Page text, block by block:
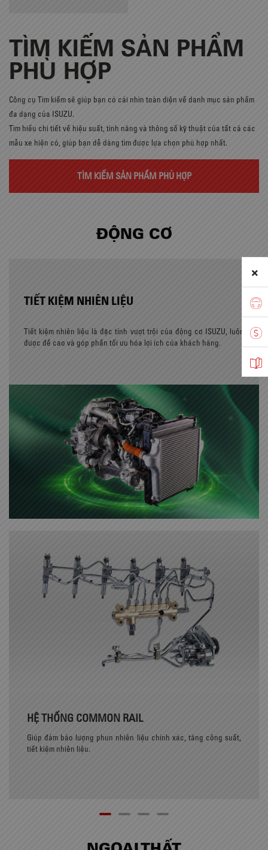
TÌM KIẾM SẢN PHẨM
PHÙ HỢP
Công cụ Tìm kiếm sẽ giúp bạn có cái nhìn toàn diện về danh mục sản phẩm
đa dạng của ISUZU.
Tìm hiểu chi tiết về hiệu suất, tính năng và thông số kỹ thuật của tất cả các
mẫu xe hiện có, giúp bạn dễ dàng tìm được lựa chọn phù hợp nhất.
TÌM KIẾM SẢN PHẨM PHÙ HỢP
ĐỘNG CƠ
TIẾT KIỆM NHIÊN LIỆU
Tiết kiệm nhiên liệu là đặc tính vượt trội của động cơ ISUZU, luôn
được đề cao và góp phần tối ưu hóa lợi ích của khách hàng.
HỆ THỐNG COMMON RAIL
Giúp đảm bảo lượng phun nhiên liệu chính xác, tăng công suất,
tiết kiệm nhiên liệu.